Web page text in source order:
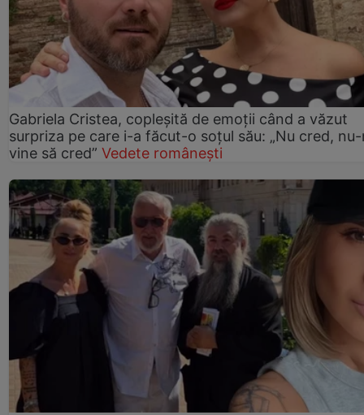
Gabriela Cristea, copleșită de emoții când a văzut
surpriza pe care i-a făcut-o soțul său: „Nu cred,
vine să cred” Vedete românești